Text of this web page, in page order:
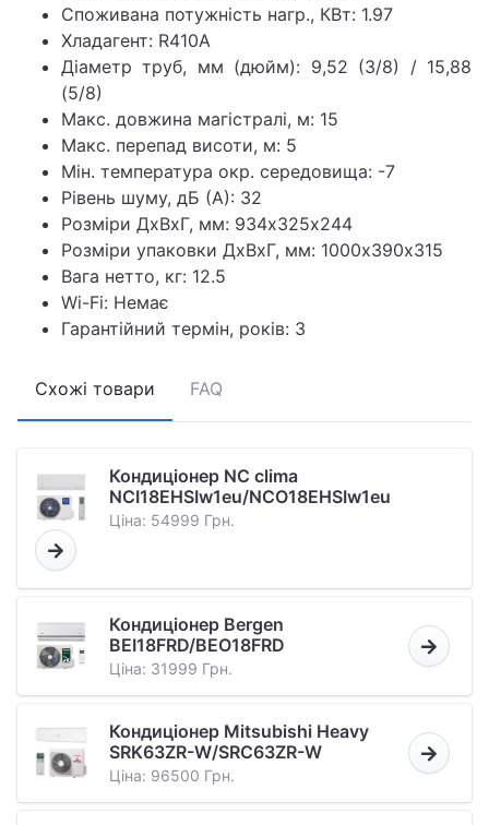
Споживана потужність нагр., КВт: 1.97
Хладагент: R410A
Діаметр труб, мм (дюйм): 9,52 (3/8) / 15,88
(5/8)
Макс. довжина магістралі, м: 15
Макс. перепад висоти, м: 5
Мін. температура окр. середовища: -7
Рівень шуму, дБ (А): 32
Розміри ДхВхГ, мм: 934х325х244
Розміри упаковки ДхВхГ, мм: 1000х390х315
Вага нетто, кг: 12.5
Wi-Fi: Немає
Гарантійний термін, років: 3
Схожі товари FAQ
Кондиціонер NC clima
NCI18EHSIw1eu/NCO18EHSIw1eu
Ціна: 54999 Грн.
Кондиціонер Bergen
BEI18FRD/BEO18FRD
Ціна: 31999 Грн.
Кондиціонер Mitsubishi Heavy
SRK63ZR-W/SRC63ZR-W
Ціна: 96500 Грн.